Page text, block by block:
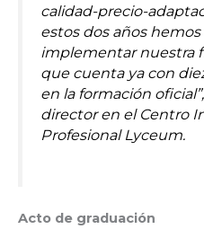
calidad-precio-
estos dos años
implementar nuestra
que cuenta ya con
en la formación
director en el Centro
Profesional Lyceum.
Acto de graduación